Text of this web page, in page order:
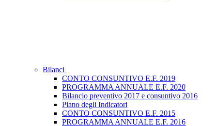
Bilanci
CONTO CONSUNTIVO E.F. 2019
PROGRAMMA ANNUALE E.F. 2020
Bilancio preventivo 2017 e consuntivo 2016
Piano degli Indicatori
CONTO CONSUNTIVO E.F. 2015
PROGRAMMA ANNUALE E.F. 2016